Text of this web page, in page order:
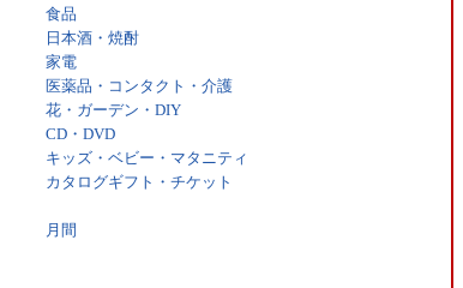
食品
日本酒・焼酎
家電
医薬品・コンタクト・介護
花・ガーデン・DIY
CD・DVD
キッズ・ベビー・マタニティ
カタログギフト・チケット
月間